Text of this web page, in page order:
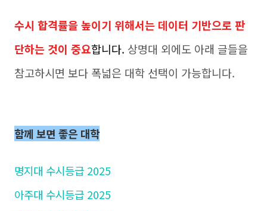
수시 합격률을 높이기 위해서는 데이터 기반으로 판
단하는 것이 중요합니다. 상명대 외에도 아래 글들을
참고하시면 보다 폭넓은 대학 선택이 가능합니다.
함께 보면 좋은 대학
명지대 수시등급 2025
아주대 수시등급 2025